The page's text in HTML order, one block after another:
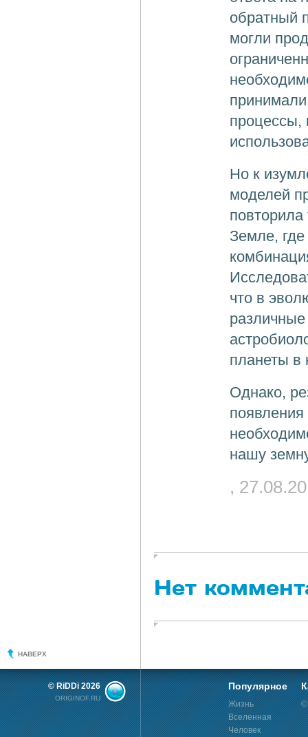
обратный
могли
процессы,
Но к
моделей
Земле,
что в
планеты в
Однако,
нашу
,
Нет
НАВЕРХ
© RiDDi 2026
ORIGINOF.RU
Популярное
Жизнь
Вселенная
Человек
©